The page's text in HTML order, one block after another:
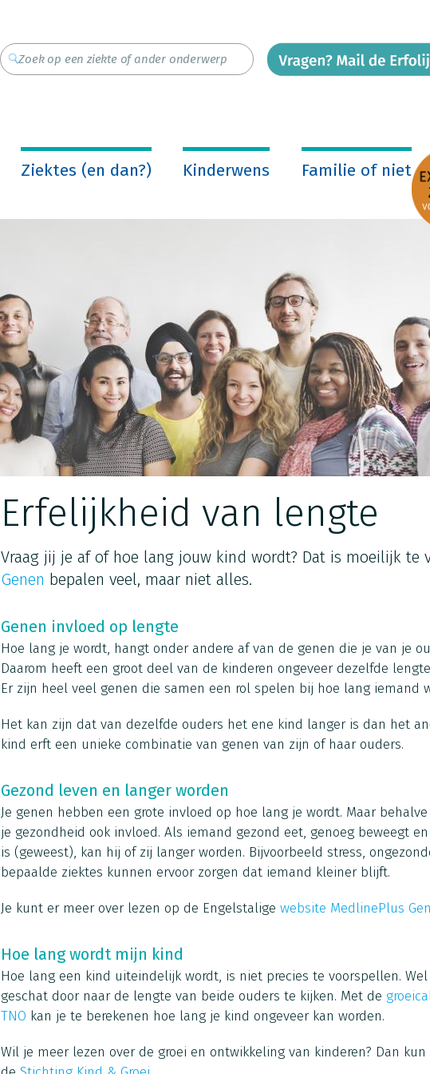
Ziektes (en dan?) Kinderwens Familie of niet
Erfelijkheid van lengte
Vraag jij je af of hoe lang jouw kind wordt? Dat is moeilijk te
Genen bepalen veel, maar niet alles.
Genen invloed op lengte
Hoe lang je wordt, hangt onder andere af van de genen die je van je
Daarom heeft een groot deel van de kinderen ongeveer dezelfde
Er zijn heel veel genen die samen een rol spelen bij hoe lang iemand
Het kan zijn dat van dezelfde ouders het ene kind langer is dan het
kind erft een unieke combinatie van genen van zijn of haar ouders.
Gezond leven en langer worden
Je genen hebben een grote invloed op hoe lang je wordt. Maar
je gezondheid ook invloed. Als iemand gezond eet, genoeg beweegt
is (geweest), kan hij of zij langer worden. Bijvoorbeeld stress,
bepaalde ziektes kunnen ervoor zorgen dat iemand kleiner blijft.
Je kunt er meer over lezen op de Engelstalige website MedlinePlus
Hoe lang wordt mijn kind
Hoe lang een kind uiteindelijk wordt, is niet precies te voorspellen.
geschat door naar de lengte van beide ouders te kijken. Met de
TNO kan je te berekenen hoe lang je kind ongeveer kan worden.
Wil je meer lezen over de groei en ontwikkeling van kinderen? Dan